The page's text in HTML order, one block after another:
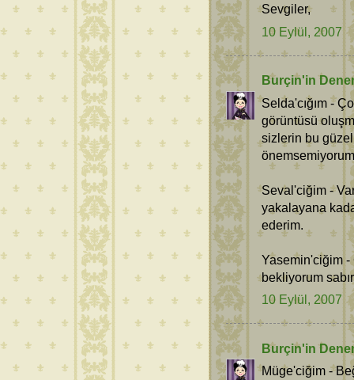
Sevgiler,
10 Eylül, 2007
Burçin'in
Selda'cığım -
görüntüsü
sizlerin bu
Seval'ciğim -
yakalayana
ederim.
Yasemin'ciğim -
bekliyorum
10 Eylül, 2007
Burçin'in
Müge'ciğim -